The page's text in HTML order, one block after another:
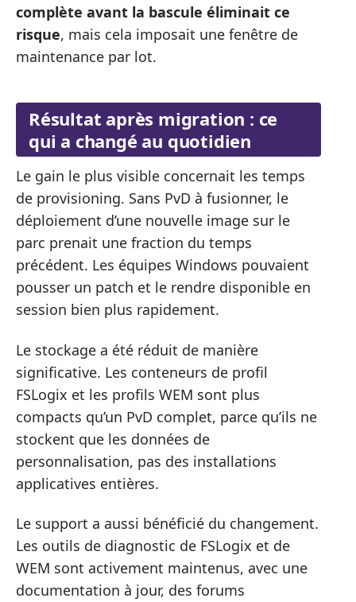
complète avant la bascule éliminait ce
risque, mais cela imposait une fenêtre de
maintenance par lot.
Résultat après migration : ce
qui a changé au quotidien
Le gain le plus visible concernait les temps
de provisioning. Sans PvD à fusionner, le
déploiement d’une nouvelle image sur le
parc prenait une fraction du temps
précédent. Les équipes Windows pouvaient
pousser un patch et le rendre disponible en
session bien plus rapidement.
Le stockage a été réduit de manière
significative. Les conteneurs de profil
FSLogix et les profils WEM sont plus
compacts qu’un PvD complet, parce qu’ils ne
stockent que les données de
personnalisation, pas des installations
applicatives entières.
Le support a aussi bénéficié du changement.
Les outils de diagnostic de FSLogix et de
WEM sont activement maintenus, avec une
documentation à jour, des forums